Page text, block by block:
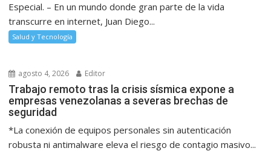
Especial. – En un mundo donde gran parte de la vida
transcurre en internet, Juan Diego...
Salud y Tecnología
agosto 4, 2026 Editor
Trabajo remoto tras la crisis sísmica expone a
empresas venezolanas a severas brechas de
seguridad
*La conexión de equipos personales sin autenticación
robusta ni antimalware eleva el riesgo de contagio masivo...